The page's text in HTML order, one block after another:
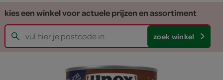
kies een winkel voor actuele prijzen en assortiment
zoek winkel